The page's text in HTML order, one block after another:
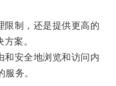
制，还是提供更高的
案。
安全地浏览和访问内
务。